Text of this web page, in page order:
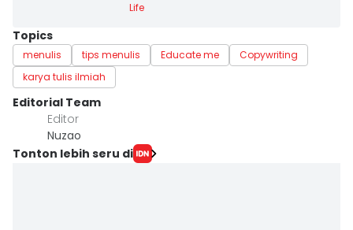
Life
Topics
menulis tips menulis Educate me
Copywriting
karya tulis ilmiah
Editorial Team
Editor
Nuzao
Tonton lebih seru di